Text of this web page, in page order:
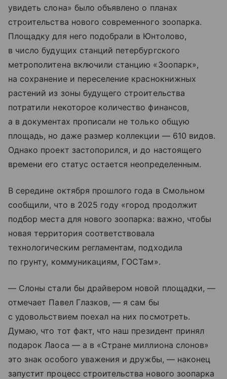
увидеть слона» было объявлено о планах
строительства нового современного зоопарка.
Площадку для него подобрали в Юнтолово,
в число будущих станций петербургского
метрополитена включили станцию «Зоопарк»,
на сохранение и переселение краснокнижных
растений из зоны будущего строительства
потратили некоторое количество финансов,
а в документах прописали не только общую
площадь, но даже размер коллекции — 610 видов.
Однако проект застопорился, и до настоящего
времени его статус остается неопределенным.
В середине октября прошлого года в Смольном
сообщили, что в 2025 году «город продолжит
подбор места для нового зоопарка: важно, чтобы
новая территория соответствовала
технологическим регламентам, подходила
по грунту, коммуникациям, ГОСТам».
— Слоны стали бы драйвером новой площадки, —
отмечает Павел Глазков, — я сам бы
с удовольствием поехал на них посмотреть.
Думаю, что тот факт, что наш президент принял
подарок Лаоса — а в «Стране миллиона слонов»
это знак особого уважения и дружбы, — наконец
запустит процесс строительства нового зоопарка